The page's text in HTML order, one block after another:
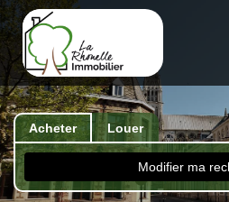
Acheter Louer
Modifier ma